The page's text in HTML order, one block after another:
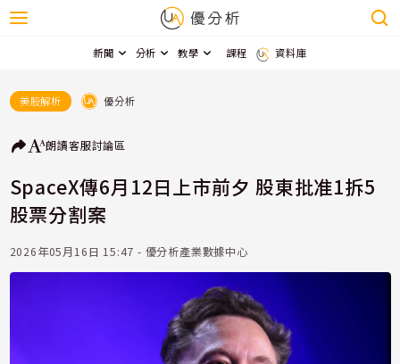
新聞 分析 教學 課程 資料庫
美股解析 優分析
朗讀客服討論區
SpaceX傳6月12日上市前夕 股東批准1拆5
股票分割案
2026年05月16日 15:47 - 優分析產業數據中心